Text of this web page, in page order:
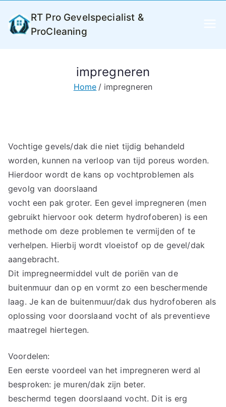
naar
RT Pro Gevelspecialist &
ProCleaning
impregneren
Home impregneren
Vochtige gevels/dak die niet tijdig behandeld
worden, kunnen na verloop van tijd poreus worden.
Hierdoor wordt de kans op vochtproblemen als
gevolg van doorslaand
vocht een pak groter. Een gevel impregneren (men
gebruikt hiervoor ook determ hydrofoberen) is een
methode om deze problemen te vermijden of te
verhelpen. Hierbij wordt vloeistof op de gevel/dak
aangebracht.
Dit impregneermiddel vult de poriën van de
buitenmuur dan op en vormt zo een beschermende
laag. Je kan de buitenmuur/dak dus hydrofoberen als
oplossing voor doorslaand vocht of als preventieve
maatregel hiertegen.
Voordelen:
Een eerste voordeel van het impregneren werd al
besproken: je muren/dak zijn beter.
beschermd tegen doorslaand vocht. Dit is erg